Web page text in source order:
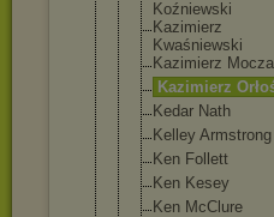
Koźniewski
Kazimierz
Kwaśniewski
Kazimierz
Kazimierz
Kedar Nath
Kelley Armstrong
Ken Follett
Ken Kesey
Ken McClure